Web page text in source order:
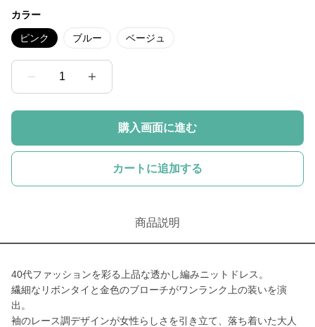
カラー
ピンク ブルー ベージュ
1
購入画面に進む
カートに追加する
商品説明
40代ファッションを彩る上品な透かし編みニットドレス。
繊細なリボンタイと金色のブローチがワンランク上の装いを演
出。
袖のレース調デザインが女性らしさを引き立て、落ち着いた大人